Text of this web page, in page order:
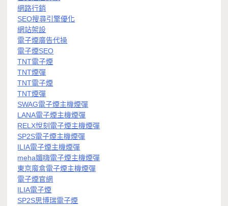
網路行銷
SEO搜尋引擎優化
網站架設
電子煙廣告代操
電子煙SEO
TNT電子煙
TNT煙彈
TNT電子煙
TNT煙彈
SWAG電子煙主機煙彈
LANA電子煙主機煙彈
RELX悅刻電子煙主機煙彈
SP2S電子煙主機煙彈
ILIA電子煙主機煙彈
meha媚嗨電子煙主機煙彈
東京魔盒電子煙主機煙彈
電子煙官網
ILIA電子煙
SP2S思博瑞電子煙